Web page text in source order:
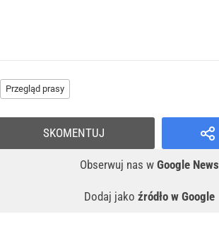
Przegląd prasy
Obserwuj nas w Google News
Dodaj jako źródło w Google
SKOMENTUJ